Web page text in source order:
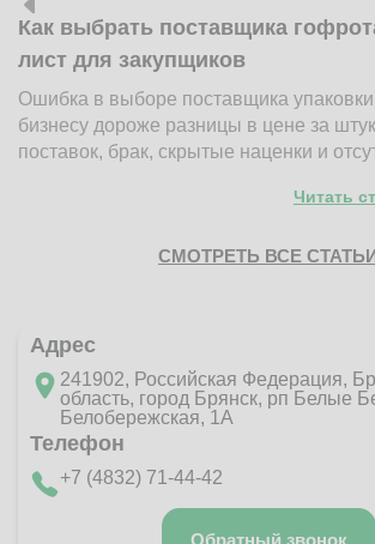
Как выбрать поставщика
лист для закупщиков
Ошибка в выборе поставщика упаковки
бизнесу дороже разницы в цене за
поставок, брак, скрытые наценки и
Читать
СМОТРЕТЬ ВСЕ
Адрес
241902, Российская Федерация,
область, город Брянск, рп Белые
Белобережская, 1А
Телефон
+7 (4832) 71-44-42
Обратный звонок